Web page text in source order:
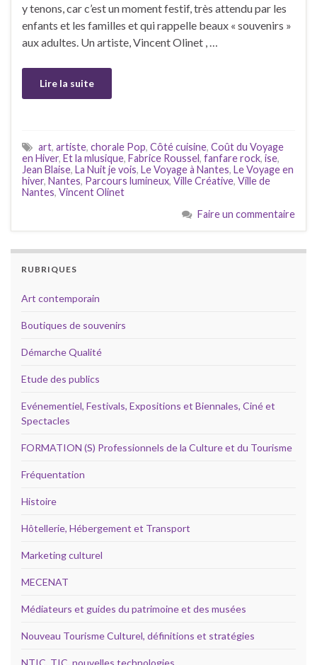
y tenons, car c’est un moment festif, très attendu par les
enfants et les familles et qui rappelle beaux « souvenirs »
aux adultes. Un artiste, Vincent Olinet , …
Lire la suite
art, artiste, chorale Pop, Côté cuisine, Coût du Voyage
en Hiver, Et la mlusique, Fabrice Roussel, fanfare rock, ise,
Jean Blaise, La Nuit je vois, Le Voyage à Nantes, Le Voyage en
hiver, Nantes, Parcours lumineux, Ville Créative, Ville de
Nantes, Vincent Olinet
Faire un commentaire
RUBRIQUES
Art contemporain
Boutiques de souvenirs
Démarche Qualité
Etude des publics
Evénementiel, Festivals, Expositions et Biennales, Ciné et
Spectacles
FORMATION (S) Professionnels de la Culture et du Tourisme
Fréquentation
Histoire
Hôtellerie, Hébergement et Transport
Marketing culturel
MECENAT
Médiateurs et guides du patrimoine et des musées
Nouveau Tourisme Culturel, définitions et stratégies
NTIC, TIC, nouvelles technologies